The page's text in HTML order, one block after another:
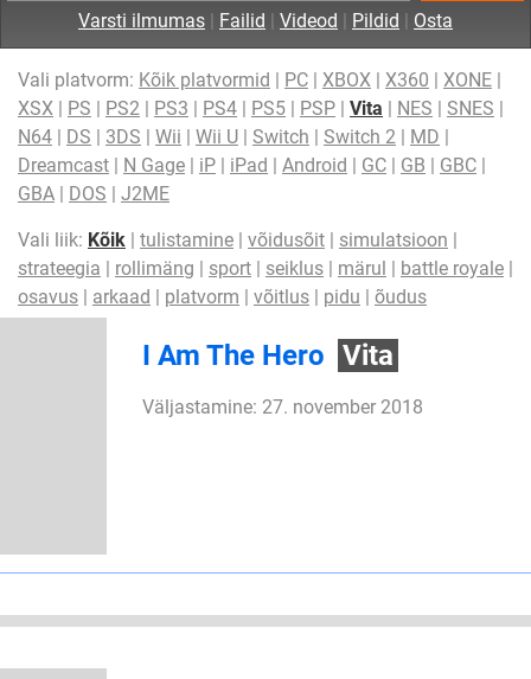
Varsti ilmumas | Failid | Videod | Pildid | Osta
Vali platvorm: Kõik platvormid | PC | XBOX | X360 | XONE |
XSX | PS | PS2 | PS3 | PS4 | PS5 | PSP | Vita | NES | SNES |
N64 | DS | 3DS | Wii | Wii U | Switch | Switch 2 | MD |
Dreamcast | N Gage | iP | iPad | Android | GC | GB | GBC |
GBA | DOS | J2ME
Vali liik: Kõik | tulistamine | võidusõit | simulatsioon |
strateegia | rollimäng | sport | seiklus | märul | battle royale |
osavus | arkaad | platvorm | võitlus | pidu | õudus
I Am The Hero Vita
Väljastamine: 27. november 2018